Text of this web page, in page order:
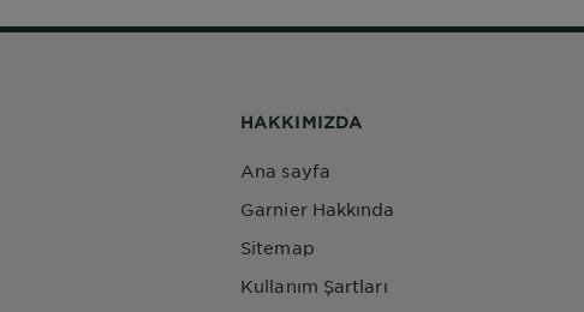
HAKKIMIZDA
Ana sayfa
Garnier Hakkında
Sitemap
Kullanım Şartları